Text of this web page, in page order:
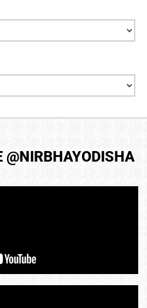
@NIRBHAYODISHA